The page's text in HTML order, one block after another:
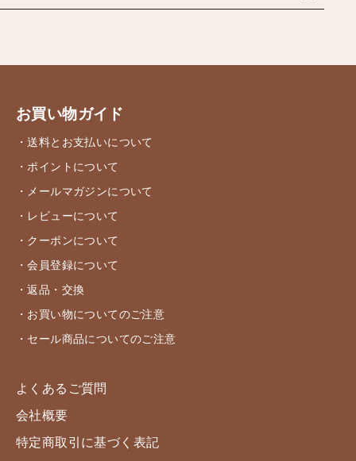
お買い物ガイド
・送料とお支払いについて
・ポイントについて
・メールマガジンについて
・レビューについて
・クーポンについて
・会員登録について
・返品・交換
・お買い物についてのご注意
・セール商品についてのご注意
よくあるご質問
会社概要
特定商取引に基づく表記